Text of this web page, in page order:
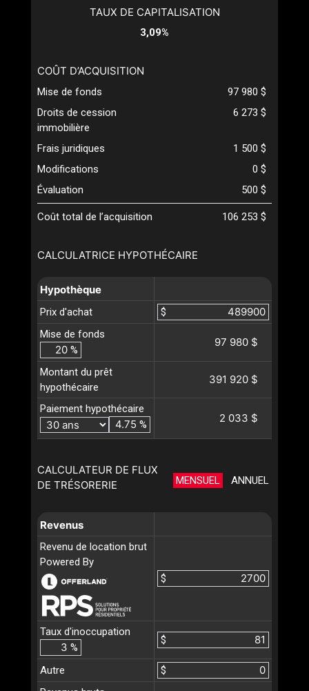
CALCULATRICE HYPOTHÉCAIRE
Hypothèque
Prix d'achat
$
Mise de fonds
%
97 980 $
Montant du prêt
hypothécaire
391 920 $
Paiement hypothécaire
%
2 033 $
CALCULATEUR DE FLUX
DE TRÉSORERIE
MENSUEL ANNUEL
Revenus
Revenu de location brut
Powered By
$
Taux d'inoccupation
%
$
Autre
$
TAUX DE CAPITALISATION
3,09%
COÛT D’ACQUISITION
Mise de fonds
97 980 $
Droits de cession
immobilière
6 273 $
Frais juridiques
1 500 $
Modifications
0 $
Évaluation
500 $
Coût total de l’acquisition 106 253 $